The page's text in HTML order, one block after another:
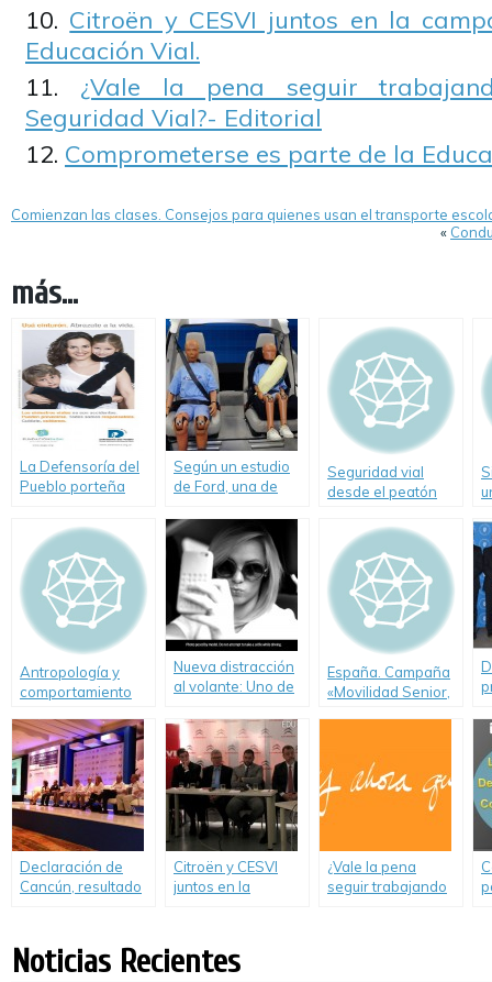
Citroën y CESVI juntos en la
Educación Vial.
¿Vale la pena seguir
Seguridad Vial?- Editorial
Comprometerse es parte de la
Comienzan las clases. Consejos para quienes usan el transporte
«
más...
La Defensoría del
Pueblo porteña
campaña de
seguridad vial en
las rutas
Según un estudio
de Ford, una de
no utiliza el
cinturón de
seguridad trasero.
Seguridad vial
desde el peatón
Antropología y
comportamiento
Nueva distracción
al volante: Uno de
jóvenes toma una
“Selfie” mientras
maneja.
España. Campaña
«Movilidad Senior,
años
Declaración de
Cancún, resultado
de Seguridad Vial
(CISEV)
Citroën y CESVI
juntos en la
¿Vale la pena
seguir trabajando
Noticias Recientes